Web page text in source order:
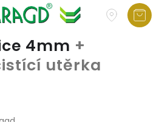
4mm +
utěrka